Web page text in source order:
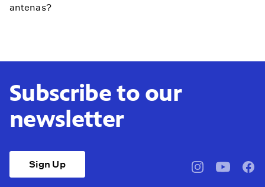
antenas?
Subscribe to our
newsletter
Sign Up
pbssocal@pbssocal